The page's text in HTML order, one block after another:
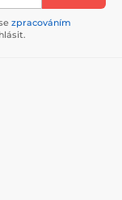
zpracováním